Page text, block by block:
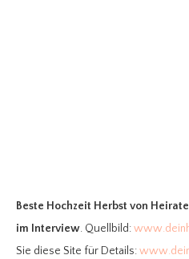
Beste Hochzeit Herbst von
im Interview. Quellbild:
Sie diese Site für Details: